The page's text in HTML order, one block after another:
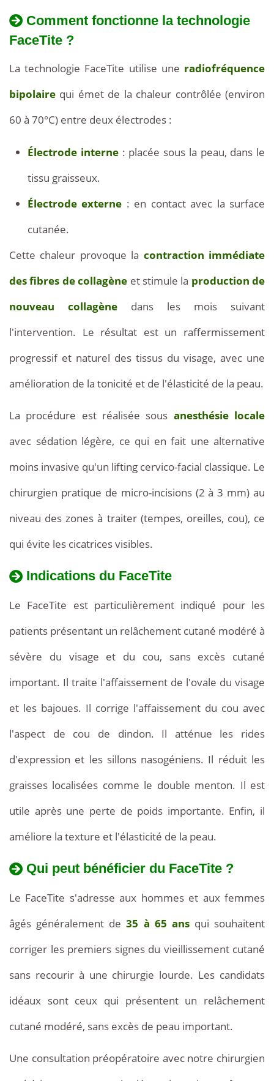
Comment fonctionne la technologie
FaceTite ?
La technologie FaceTite utilise une radiofréquence
bipolaire qui émet de la chaleur contrôlée (environ
60 à 70°C) entre deux électrodes :
Électrode interne: placée sous la peau, dans le
tissu graisseux.
Électrode externe : en contact avec la surface
cutanée.
Cette chaleur provoque la contraction immédiate
des fibres de collagène et stimule la production de
nouveau collagène dans les mois suivant
l'intervention. Le résultat est un raffermissement
progressif et naturel des tissus du visage, avec une
amélioration de la tonicité et de l'élasticité de la peau.
La procédure est réalisée sous anesthésie locale
avec sédation légère, ce qui en fait une alternative
moins invasive qu'un lifting cervico-facial classique. Le
chirurgien pratique de micro-incisions (2 à 3 mm) au
niveau des zones à traiter (tempes, oreilles, cou), ce
qui évite les cicatrices visibles.
Indications du FaceTite
Le FaceTite est particulièrement indiqué pour les
patients présentant un relâchement cutané modéré à
sévère du visage et du cou, sans excès cutané
important. Il traite l'affaissement de l'ovale du visage
et les bajoues. Il corrige l'affaissement du cou avec
l'aspect de cou de dindon. Il atténue les rides
d'expression et les sillons nasogéniens. Il réduit les
graisses localisées comme le double menton. Il est
utile après une perte de poids importante. Enfin, il
améliore la texture et l'élasticité de la peau.
Qui peut bénéficier du FaceTite ?
Le FaceTite s'adresse aux hommes et aux femmes
âgés généralement de35 à 65 ansqui souhaitent
corriger les premiers signes du vieillissement cutané
sans recourir à une chirurgie lourde. Les candidats
idéaux sont ceux qui présentent un relâchement
cutané modéré, sans excès de peau important.
Une consultation préopératoire avec notre chirurgien